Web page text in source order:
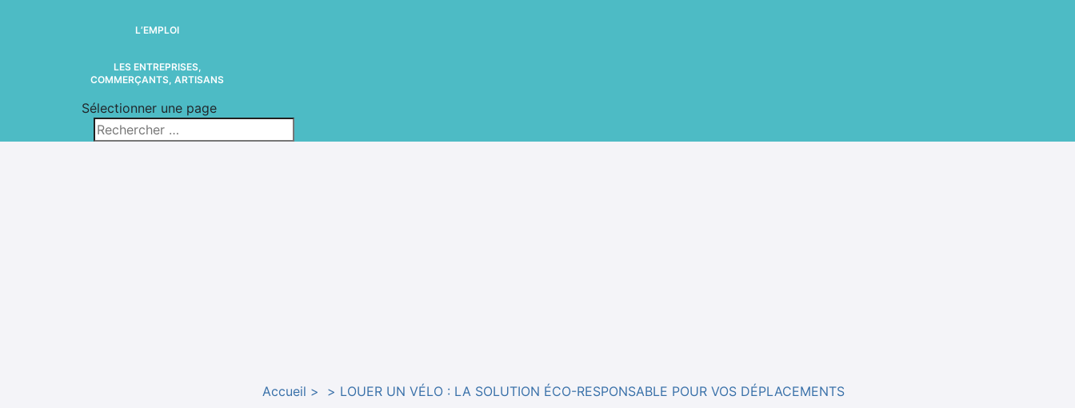
L’EMPLOI
LES ENTREPRISES,
COMMERÇANTS, ARTISANS
Sélectionner une page
Accueil LOUER UN VÉLO : LA SOLUTION ÉCO-RESPONSABLE POUR VOS DÉPLACEMENTS